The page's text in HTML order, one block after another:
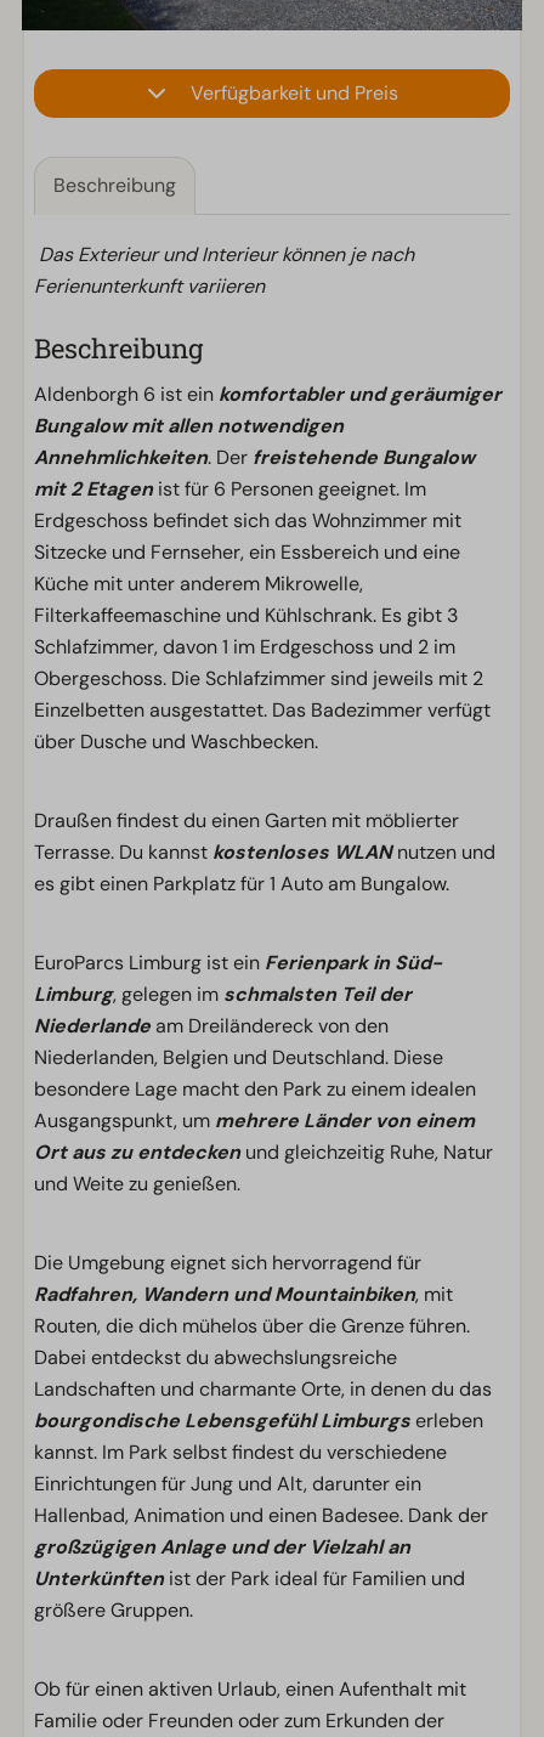
Verfügbarkeit und Preis
Beschreibung
Das Exterieur und Interieur können je nach
Ferienunterkunft variieren
Beschreibung
Aldenborgh 6 ist ein komfortabler und geräumiger
Bungalow mit allen notwendigen
Annehmlichkeiten. Der freistehende Bungalow
mit 2 Etagenist für 6 Personen geeignet. Im
Erdgeschoss befindet sich das Wohnzimmer mit
Sitzecke und Fernseher, ein Essbereich und eine
Küche mit unter anderem Mikrowelle,
Filterkaffeemaschine und Kühlschrank. Es gibt 3
Schlafzimmer, davon 1 im Erdgeschoss und 2 im
Obergeschoss. Die Schlafzimmer sind jeweils mit 2
Einzelbetten ausgestattet. Das Badezimmer verfügt
über Dusche und Waschbecken.
Draußen findest du einen Garten mit möblierter
Terrasse. Du kannst kostenloses WLANnutzen und
es gibt einen Parkplatz für 1 Auto am Bungalow.
EuroParcs Limburg ist ein Ferienpark in Süd-
Limburg, gelegen im schmalsten Teil der
Niederlandeam Dreiländereck von den
Niederlanden, Belgien und Deutschland. Diese
besondere Lage macht den Park zu einem idealen
Ausgangspunkt, um mehrere Länder von einem
Ort aus zu entdeckenund gleichzeitig Ruhe, Natur
und Weite zu genießen.
Die Umgebung eignet sich hervorragend für
Radfahren, Wandern und Mountainbiken, mit
Routen, die dich mühelos über die Grenze führen.
Dabei entdeckst du abwechslungsreiche
Landschaften und charmante Orte, in denen du das
bourgondische Lebensgefühl Limburgserleben
kannst. Im Park selbst findest du verschiedene
Einrichtungen für Jung und Alt, darunter ein
Hallenbad, Animation und einen Badesee. Dank der
großzügigen Anlage und der Vielzahl an
Unterkünftenist der Park ideal für Familien und
größere Gruppen.
Ob für einen aktiven Urlaub, einen Aufenthalt mit
Familie oder Freunden oder zum Erkunden der